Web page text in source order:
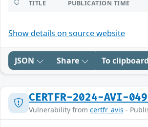
TITLE PUBLICATION TIME
Show details on source website
JSON Share To clipboard
CERTFR-2024-AVI-
Vulnerability from certfr_avis -